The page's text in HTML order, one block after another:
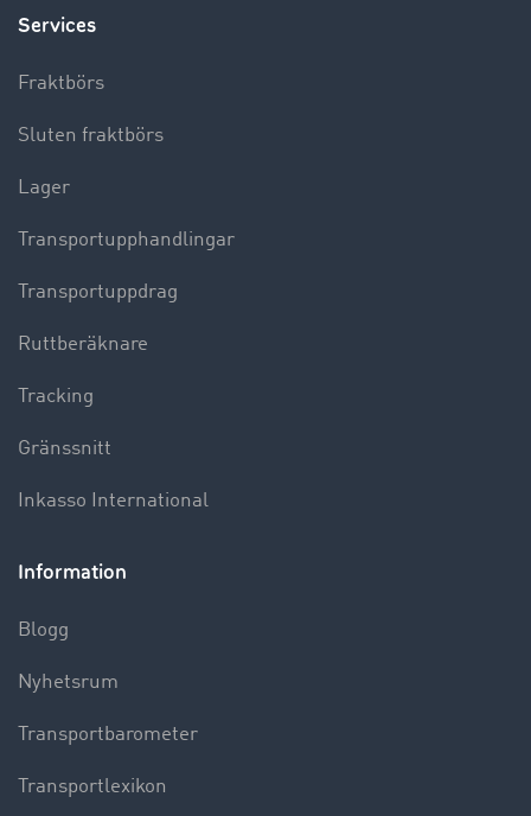
Services
Fraktbörs
Sluten fraktbörs
Lager
Transportupphandlingar
Transportuppdrag
Ruttberäknare
Tracking
Gränssnitt
Inkasso International
Information
Blogg
Nyhetsrum
Transportbarometer
Transportlexikon